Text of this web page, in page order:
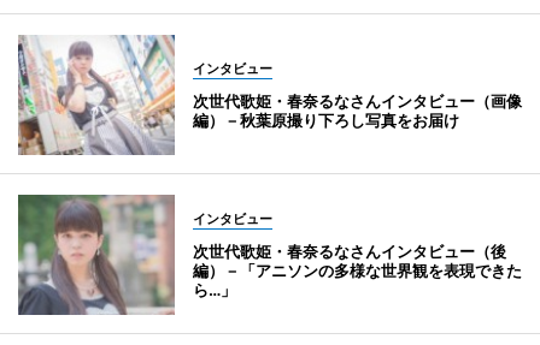
インタビュー
次世代歌姫・春奈るなさんインタビュー（画像
編）－秋葉原撮り下ろし写真をお届け
インタビュー
次世代歌姫・春奈るなさんインタビュー（後
編）－「アニソンの多様な世界観を表現できた
ら…」